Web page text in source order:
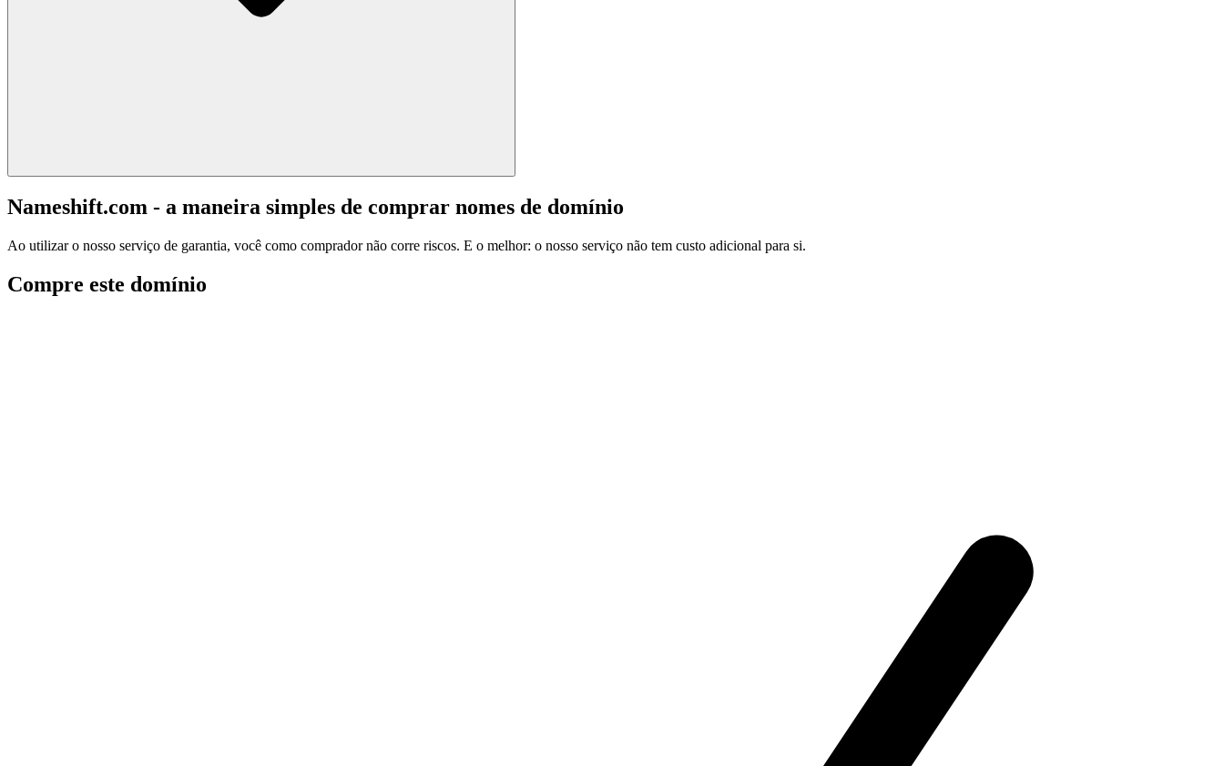
Nameshift.com - a maneira simples de comprar nomes de domínio
Ao utilizar o nosso serviço de garantia, você como comprador não corre riscos. E o melhor: o nosso serviço não tem custo adicional para si.
Compre este domínio